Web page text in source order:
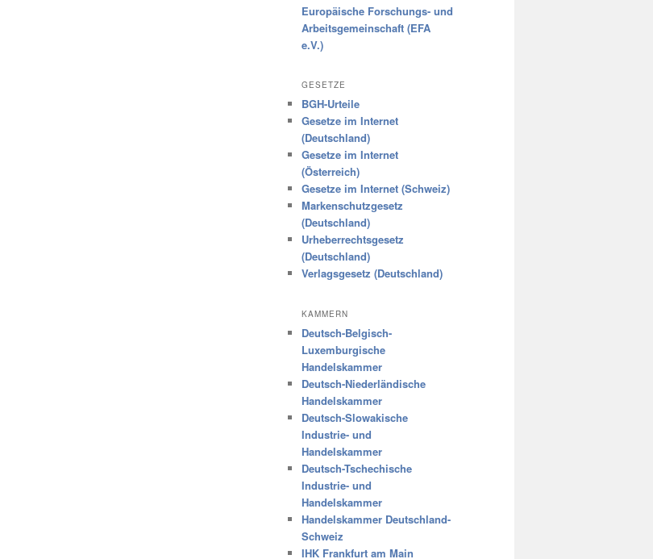
Europäische Forschungs- und
Arbeitsgemeinschaft (EFA
e.V.)
GESETZE
BGH-Urteile
Gesetze im Internet
(Deutschland)
Gesetze im Internet
(Österreich)
Gesetze im Internet (Schweiz)
Markenschutzgesetz
(Deutschland)
Urheberrechtsgesetz
(Deutschland)
Verlagsgesetz (Deutschland)
KAMMERN
Deutsch-Belgisch-
Luxemburgische
Handelskammer
Deutsch-Niederländische
Handelskammer
Deutsch-Slowakische
Industrie- und
Handelskammer
Deutsch-Tschechische
Industrie- und
Handelskammer
Handelskammer Deutschland-
Schweiz
IHK Frankfurt am Main